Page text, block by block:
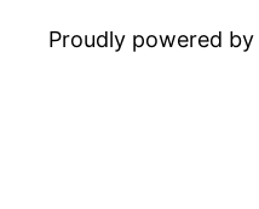
Proudly powered by